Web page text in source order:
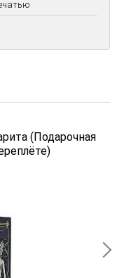
(Подарочная